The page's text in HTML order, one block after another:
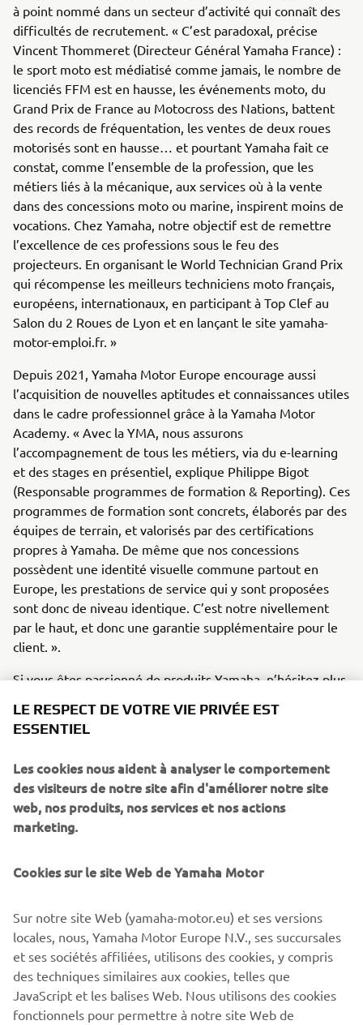
à point nommé dans un secteur d’activité qui connaît des
difficultés de recrutement. « C’est paradoxal, précise
Vincent Thommeret (Directeur Général Yamaha France) :
le sport moto est médiatisé comme jamais, le nombre de
licenciés FFM est en hausse, les événements moto, du
Grand Prix de France au Motocross des Nations, battent
des records de fréquentation, les ventes de deux roues
motorisés sont en hausse… et pourtant Yamaha fait ce
constat, comme l’ensemble de la profession, que les
métiers liés à la mécanique, aux services où à la vente
dans des concessions moto ou marine, inspirent moins de
vocations. Chez Yamaha, notre objectif est de remettre
l’excellence de ces professions sous le feu des
projecteurs. En organisant le World Technician Grand Prix
qui récompense les meilleurs techniciens moto français,
européens, internationaux, en participant à Top Clef au
Salon du 2 Roues de Lyon et en lançant le site yamaha-
motor-emploi.fr. »
Depuis 2021, Yamaha Motor Europe encourage aussi
l’acquisition de nouvelles aptitudes et connaissances utiles
dans le cadre professionnel grâce à la Yamaha Motor
Academy. « Avec la YMA, nous assurons
l’accompagnement de tous les métiers, via du e-learning
et des stages en présentiel, explique Philippe Bigot
(Responsable programmes de formation & Reporting). Ces
programmes de formation sont concrets, élaborés par des
équipes de terrain, et valorisés par des certifications
propres à Yamaha. De même que nos concessions
possèdent une identité visuelle commune partout en
Europe, les prestations de service qui y sont proposées
sont donc de niveau identique. C’est notre nivellement
par le haut, et donc une garantie supplémentaire pour le
client. ».
Si vous êtes passionné de produits Yamaha, n’hésitez plus
à franchir le cap. Découvrez dès maintenant l’offre qui
correspond à vos aspirations sur yamaha-motor-emploi.fr !
DÉCOUVRIR LE SITE
LE RESPECT DE VOTRE VIE PRIVÉE EST
ESSENTIEL
Les cookies nous aident à analyser le comportement
des visiteurs de notre site afin d'améliorer notre site
web, nos produits, nos services et nos actions
marketing.
Cookies sur le site Web de Yamaha Motor
Sur notre site Web (yamaha-motor.eu) et ses versions
locales, nous, Yamaha Motor Europe N.V., ses succursales
et ses sociétés affiliées, utilisons des cookies, y compris
des techniques similaires aux cookies, telles que
JavaScript et les balises Web. Nous utilisons des cookies
fonctionnels pour permettre à notre site Web de